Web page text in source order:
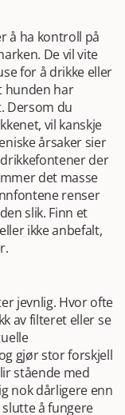
å ha kontroll på
De vil vite
for å drikke eller
hunden har
Dersom du
vil kanskje
årsaker sier
der
det masse
renser
slik. Finn et
ikke anbefalt,
jevnlig. Hvor ofte
av filteret eller se
gjør stor forskjell
stående med
nok dårligere enn
å fungere